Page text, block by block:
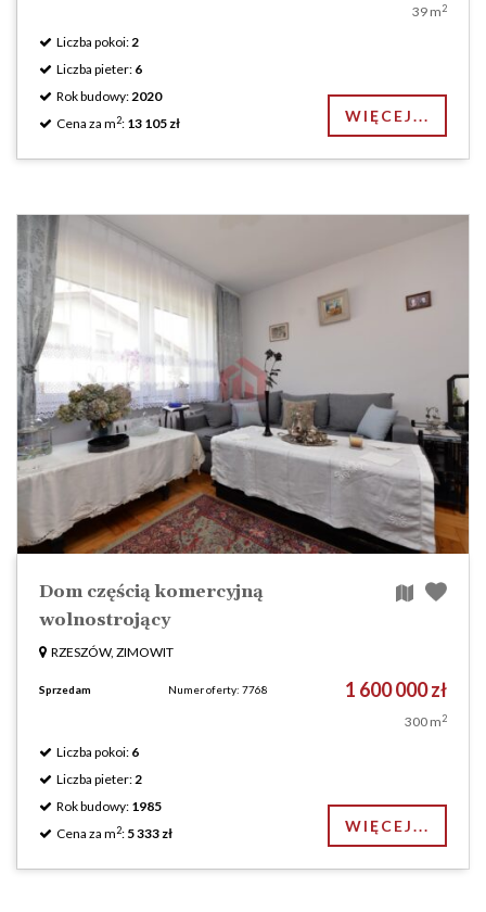
39 m2
Liczba pokoi:2
Liczba pieter: 6
Rok budowy:2020
Cena za m2: 13 105 zł WIĘCEJ...
Dom częścią komercyjną
wolnostrojący
RZESZÓW, ZIMOWIT
Sprzedam Numer oferty: 7768 1 600 000 zł
300 m2
Liczba pokoi: 6
Liczba pieter:2
Rok budowy: 1985
Cena za m2: 5 333 zł WIĘCEJ...